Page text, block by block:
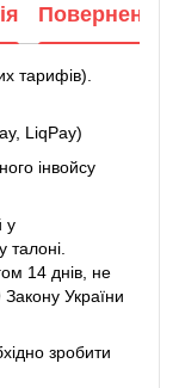
Повернення
тарифів).
LiqPay)
інвойсу
у
талоні.
14 днів, не
України
зробити